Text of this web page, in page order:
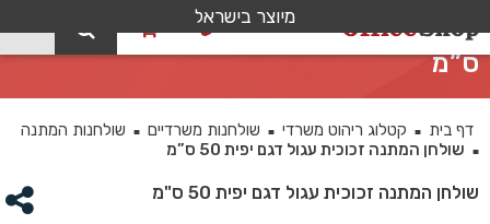
מיוצר בישראל
שולחן המתנה זכוכית עגול דגם יפית 50
ס”מ
דף בית ■ קטלוג ריהוט משרדי ■ שולחנות משרדיים ■ שולחנות המתנה
■ שולחן המתנה זכוכית עגול דגם יפית 50 ס”מ
שולחן המתנה זכוכית עגול דגם יפית 50 ס"מ